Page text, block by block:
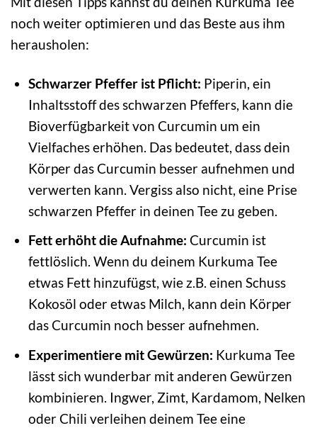
noch weiter optimieren und das Beste aus ihm
herausholen:
Schwarzer Pfeffer ist Pflicht: Piperin, ein
Inhaltsstoff des schwarzen Pfeffers, kann die
Bioverfügbarkeit von Curcumin um ein
Vielfaches erhöhen. Das bedeutet, dass dein
Körper das Curcumin besser aufnehmen und
verwerten kann. Vergiss also nicht, eine Prise
schwarzen Pfeffer in deinen Tee zu geben.
Fett erhöht die Aufnahme: Curcumin ist
fettlöslich. Wenn du deinem Kurkuma Tee
etwas Fett hinzufügst, wie z.B. einen Schuss
Kokosöl oder etwas Milch, kann dein Körper
das Curcumin noch besser aufnehmen.
Experimentiere mit Gewürzen: Kurkuma Tee
lässt sich wunderbar mit anderen Gewürzen
kombinieren. Ingwer, Zimt, Kardamom, Nelken
oder Chili verleihen deinem Tee eine